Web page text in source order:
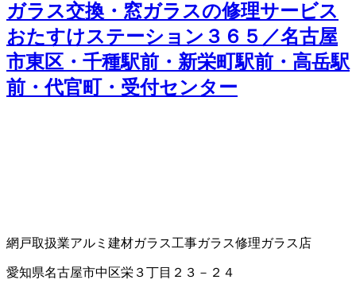
ガラス交換・窓ガラスの修理サービス
おたすけステーション３６５／名古屋
市東区・千種駅前・新栄町駅前・高岳駅
前・代官町・受付センター
網戸取扱業アルミ建材ガラス工事ガラス修理ガラス店
愛知県名古屋市中区栄３丁目２３－２４